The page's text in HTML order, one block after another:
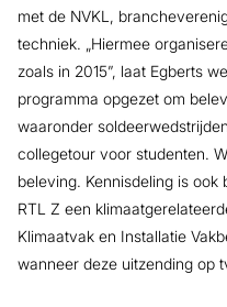
met de NVKL,
techniek. „Hiermee
zoals in 2015”, laat Egberts
programma opgezet om
waaronder
collegetour voor studenten.
beleving. Kennisdeling is
RTL Z een
Klimaatvak en Installatie
wanneer deze uitzending op